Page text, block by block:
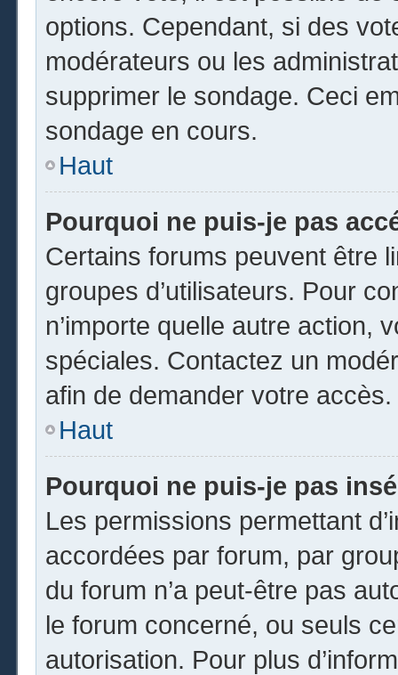
options. Cependant, si des
modérateurs ou les
supprimer le sondage. Ceci
sondage en cours.
Haut
Pourquoi ne puis-je pas
Certains forums peuvent être
groupes d’utilisateurs. Pour
n’importe quelle autre action,
spéciales. Contactez un
afin de demander votre accès.
Haut
Pourquoi ne puis-je pas
Les permissions permettant
accordées par forum, par
du forum n’a peut-être pas
le forum concerné, ou seuls
autorisation. Pour plus